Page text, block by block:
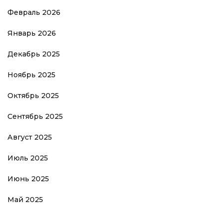
Февраль 2026
Январь 2026
Декабрь 2025
Ноябрь 2025
Октябрь 2025
Сентябрь 2025
Август 2025
Июль 2025
Июнь 2025
Май 2025